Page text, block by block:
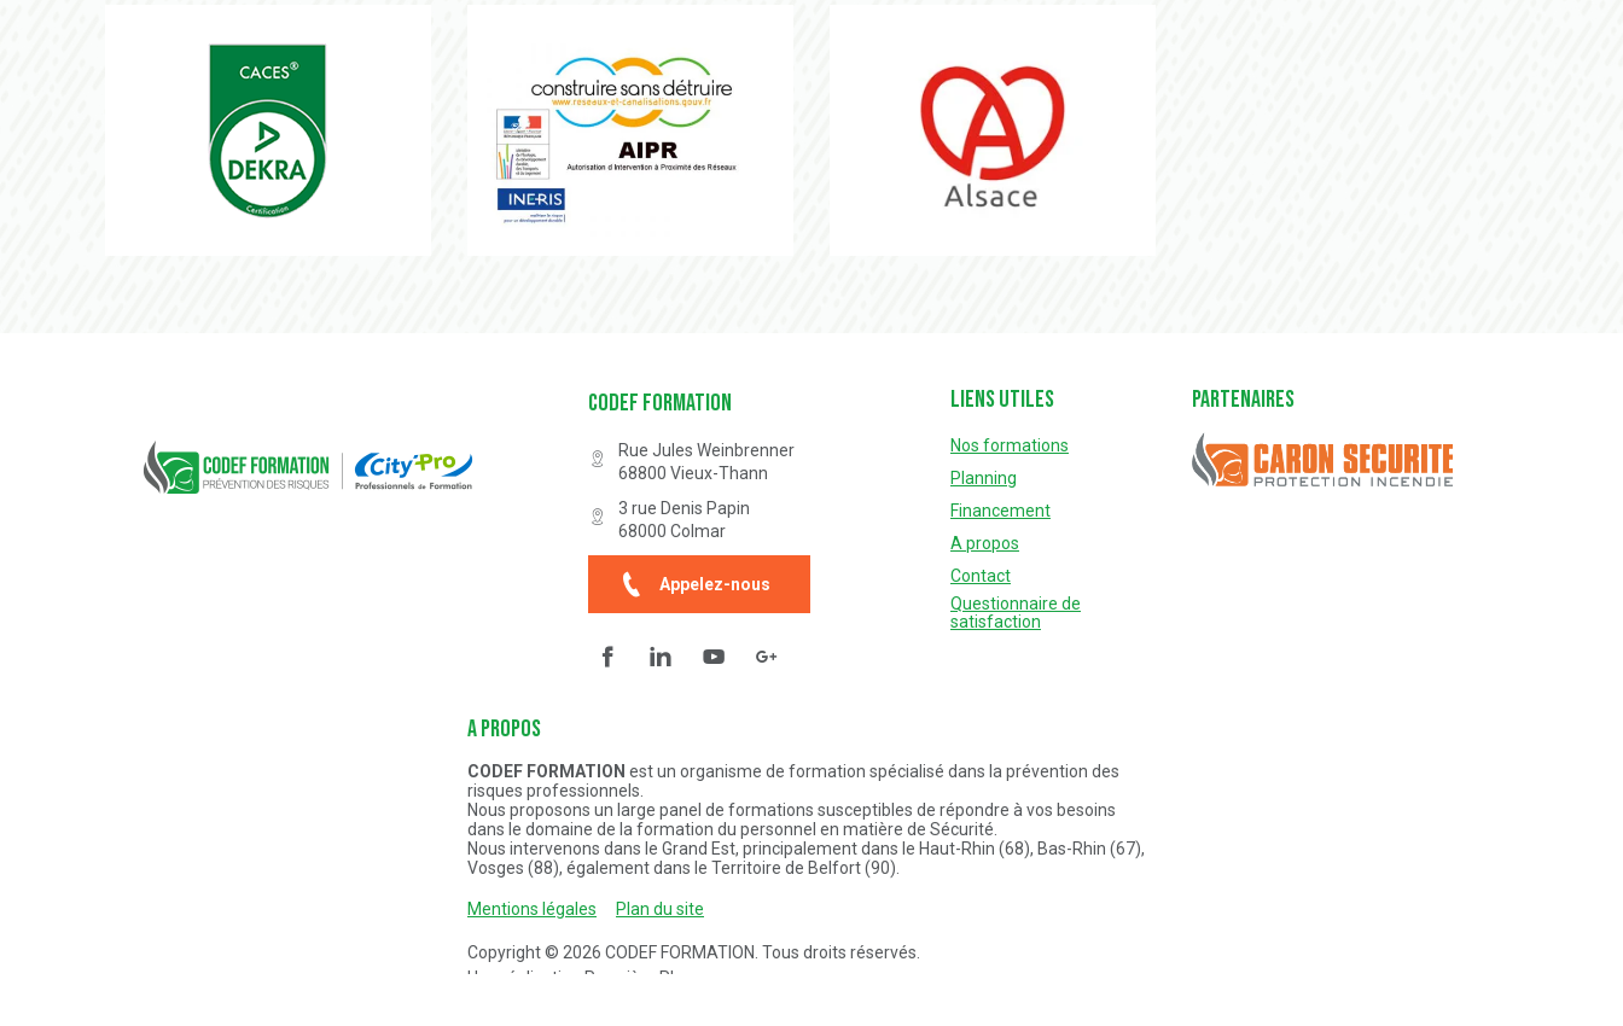
Codef Formation
Rue Jules Weinbrenner
68800 Vieux-Thann
3 rue Denis Papin
68000 Colmar
Appelez-nous
FacebookLinkedinYouTube
Liens utiles
Nos formations
Planning
Financement
A propos
Contact
Questionnaire de
satisfaction
Partenaires
Caron Sécurité
A PROPOS
CODEF FORMATION est un organisme de formation spécialisé dans la prévention des
risques professionnels.
Nous proposons un large panel de formations susceptibles de répondre à vos besoins
dans le domaine de la formation du personnel en matière de Sécurité.
Nous intervenons dans le Grand Est, principalement dans le Haut-Rhin (68), Bas-Rhin (67),
Vosges (88), également dans le Territoire de Belfort (90).
Mentions légales Plan du site
Copyright © 2026 CODEF FORMATION. Tous droits réservés.
Une réalisation Première Place